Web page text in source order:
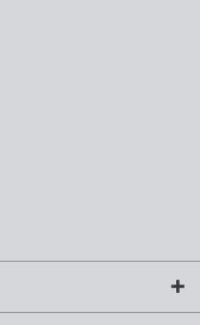
48